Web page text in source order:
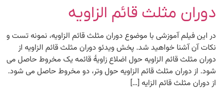
دوران مثلث قائم الزاویه
در این فیلم آموزشی با موضوع دوران مثلث قائم الزاویه، نمونه تست و
نکات آن آشنا خواهید شد. پخش ویدئو دوران مثلث قائم الزاویه از
دوران مثلث قائم‏ الزاویه حول اضلاع زاویۀ قائمه یک مخروط حاصل می‏
شود. از دوران مثلث قائم ‏الزاویه حول وتر، دو مخروط حاصل می ‏شود.
از دوران مثلث قائم ‏الزایه […]